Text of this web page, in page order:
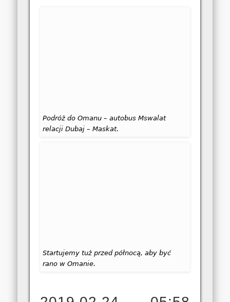
Podróż do Omanu – autobus Mswalat
relacji Dubaj – Maskat.
Startujemy tuż przed północą, aby być
rano w Omanie.